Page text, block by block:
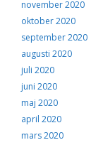
november 2020
oktober 2020
september 2020
augusti 2020
juli 2020
juni 2020
maj 2020
april 2020
mars 2020